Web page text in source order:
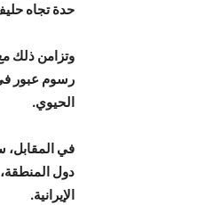
حدة تجاه
وتزامن ذلك
رسوم عبور في
الحيوي.
في المقابل،
دول المنطقة،
الإيرانية.